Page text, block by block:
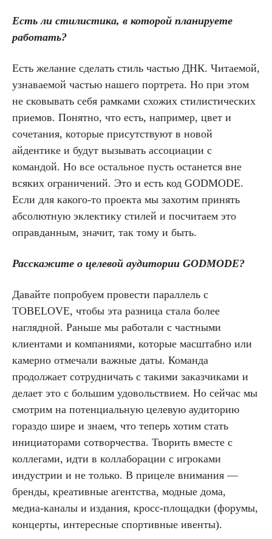
Есть ли стилистика, в которой планируете
работать?
Есть желание сделать стиль частью ДНК. Читаемой,
узнаваемой частью нашего портрета. Но при этом
не сковывать себя рамками схожих стилистических
приемов. Понятно, что есть, например, цвет и
сочетания, которые присутствуют в новой
айдентике и будут вызывать ассоциации с
командой. Но все остальное пусть останется вне
всяких ограничений. Это и есть код GODMODE.
Если для какого-то проекта мы захотим принять
абсолютную эклектику стилей и посчитаем это
оправданным, значит, так тому и быть.
Расскажите о целевой аудитории GODMODE?
Давайте попробуем провести параллель с
TOBELOVE, чтобы эта разница стала более
наглядной. Раньше мы работали с частными
клиентами и компаниями, которые масштабно или
камерно отмечали важные даты. Команда
продолжает сотрудничать с такими заказчиками и
делает это с большим удовольствием. Но сейчас мы
смотрим на потенциальную целевую аудиторию
гораздо шире и знаем, что теперь хотим стать
инициаторами сотворчества. Творить вместе с
коллегами, идти в коллаборации с игроками
индустрии и не только. В прицеле внимания —
бренды, креативные агентства, модные дома,
медиа-каналы и издания, кросс-площадки (форумы,
концерты, интересные спортивные ивенты).